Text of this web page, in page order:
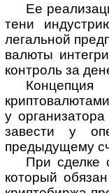
Ее
тени
легальной
валюты
контроль за
у
завести у
предыдущему
При сделке
который